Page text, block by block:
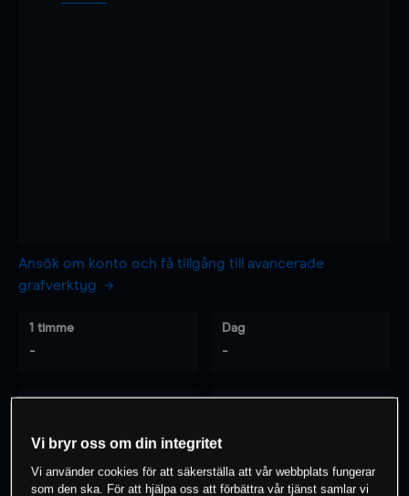
Ansök om konto och få tillgång till avancerade
grafverktyg
1 timme
-
Dag
-
Vi bryr oss om din integritet
Vi använder cookies för att säkerställa att vår webbplats fungerar
som den ska. För att hjälpa oss att förbättra vår tjänst samlar vi